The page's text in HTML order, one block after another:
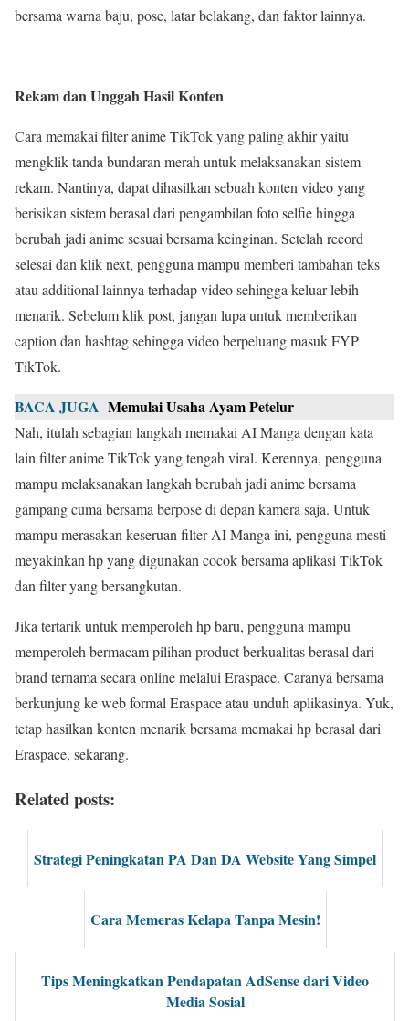
bersama warna baju, pose, latar belakang, dan faktor lainnya.
Rekam dan Unggah Hasil Konten
Cara memakai filter anime TikTok yang paling akhir yaitu
mengklik tanda bundaran merah untuk melaksanakan sistem
rekam. Nantinya, dapat dihasilkan sebuah konten video yang
berisikan sistem berasal dari pengambilan foto selfie hingga
berubah jadi anime sesuai bersama keinginan. Setelah record
selesai dan klik next, pengguna mampu memberi tambahan teks
atau additional lainnya terhadap video sehingga keluar lebih
menarik. Sebelum klik post, jangan lupa untuk memberikan
caption dan hashtag sehingga video berpeluang masuk FYP
TikTok.
BACA JUGA Memulai Usaha Ayam Petelur
Nah, itulah sebagian langkah memakai AI Manga dengan kata
lain filter anime TikTok yang tengah viral. Kerennya, pengguna
mampu melaksanakan langkah berubah jadi anime bersama
gampang cuma bersama berpose di depan kamera saja. Untuk
mampu merasakan keseruan filter AI Manga ini, pengguna mesti
meyakinkan hp yang digunakan cocok bersama aplikasi TikTok
dan filter yang bersangkutan.
Jika tertarik untuk memperoleh hp baru, pengguna mampu
memperoleh bermacam pilihan product berkualitas berasal dari
brand ternama secara online melalui Eraspace. Caranya bersama
berkunjung ke web formal Eraspace atau unduh aplikasinya. Yuk,
tetap hasilkan konten menarik bersama memakai hp berasal dari
Eraspace, sekarang.
Related posts:
Strategi Peningkatan PA Dan DA Website Yang Simpel
Cara Memeras Kelapa Tanpa Mesin!
Tips Meningkatkan Pendapatan AdSense dari Video
Media Sosial